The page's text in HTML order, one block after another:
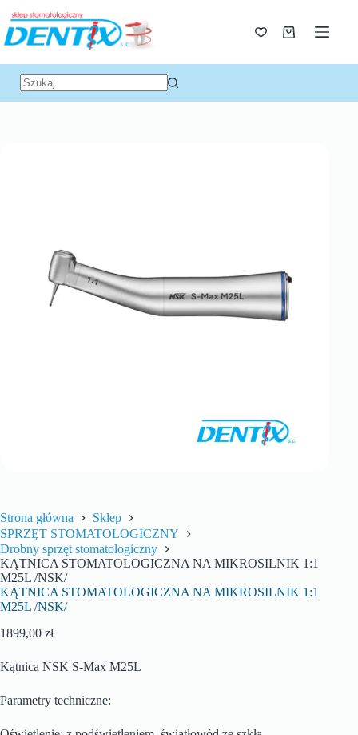
Strona główna
Sklep
SPRZĘT STOMATOLOGICZNY
Drobny sprzęt stomatologiczny
KĄTNICA STOMATOLOGICZNA NA MIKROSILNIK 1:1
M25L /NSK/
KĄTNICA STOMATOLOGICZNA NA MIKROSILNIK 1:1
M25L /NSK/
1899,00 zł
Kątnica NSK S-Max M25L
Parametry techniczne: